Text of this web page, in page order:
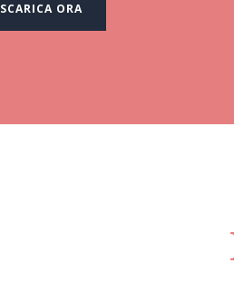
SCARICA ORA